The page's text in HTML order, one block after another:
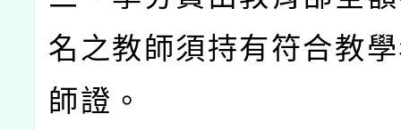
名之教師須持有符合教
師證。